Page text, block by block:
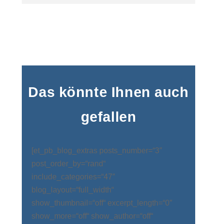
Das könnte Ihnen auch
gefallen
[et_pb_blog_extras posts_number=“3″
post_order_by=“rand“
include_categories=“47″
blog_layout=“full_width“
show_thumbnail=“off“ excerpt_length=“0″
show_more=“off“ show_author=“off“